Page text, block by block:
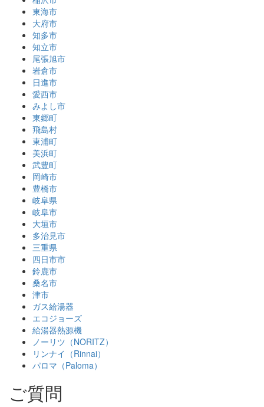
東海市
大府市
知多市
知立市
尾張旭市
岩倉市
日進市
愛西市
みよし市
東郷町
飛島村
東浦町
美浜町
武豊町
岡崎市
豊橋市
岐阜県
岐阜市
大垣市
多治見市
三重県
四日市市
鈴鹿市
桑名市
津市
ガス給湯器
エコジョーズ
給湯器熱源機
ノーリツ（NORITZ）
リンナイ（Rinnai）
パロマ（Paloma）
ご質問